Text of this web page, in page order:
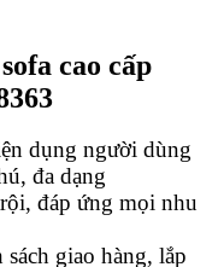
cao cấp
dụng người dùng
đa dạng
đáp ứng mọi nhu
giao hàng, lắp